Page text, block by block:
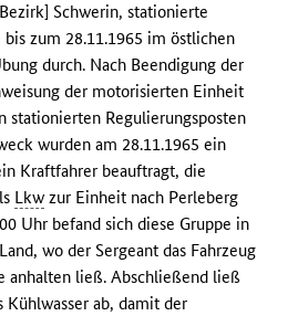
Schwerin, stationierte
zum 28.11.1965 im östlichen
durch. Nach Beendigung der
der motorisierten Einheit
stationierten Regulierungsposten
wurden am 28.11.1965 ein
Kraftfahrer beauftragt, die
Lkw zur Einheit nach Perleberg
Uhr befand sich diese Gruppe in
wo der Sergeant das Fahrzeug
anhalten ließ. Abschließend ließ
Kühlwasser ab, damit der